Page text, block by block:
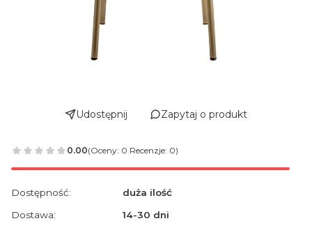
Udostępnij Zapytaj o produkt
0.00(Oceny: 0 Recenzje: 0)
Dostępność:
duża ilość
Dostawa:
14-30 dni